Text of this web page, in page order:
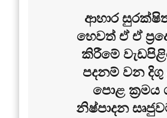
ආහාර
හෙවත් ඒ ඒ
කිරීමේ
පදනම් වන දිගු
පොළ ක්‍රමය
නිෂ්පාදන